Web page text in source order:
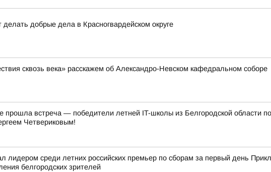
добрые дела в Красногвардейском округе
сквозь века» расскажем об Александро-Невском кафедральном соборе
прошла встреча — победители летней IT-школы из Белгородской области
Четвериковым!
лидером среди летних российских премьер по сборам за первый день
белгородских зрителей